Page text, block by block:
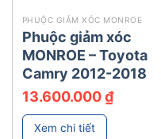
PHUỘC GIẢM XÓC MONROE
Phuộc giảm xóc
MONROE – Toyota
Camry 2012-2018
13.600.000₫
Xem chi tiết